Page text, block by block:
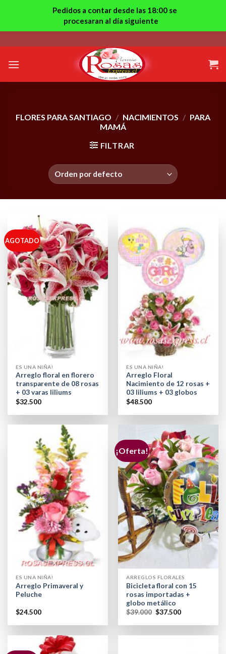
to
content
FLORES PARA SANTIAGO / NACIMIENTOS / PARA
MAMÁ
FILTRAR
AGOTADO
ES UNA NIÑA!
Arreglo floral en florero
transparente de 08 rosas
+ 03 varas liliums
$32.500
ES UNA NIÑA!
Arreglo Floral
Nacimiento de 12 rosas +
03 liliums + 03 globos
$48.500
ES UNA NIÑA!
Arreglo Primaveral y
Peluche
$24.500
¡Oferta!
ARREGLOS FLORALES
Bicicleta floral con 15
rosas importadas +
globo metálico
$39.000 $37.500
Pedidos a contar desde las 18:00 se
procesaran al día siguiente